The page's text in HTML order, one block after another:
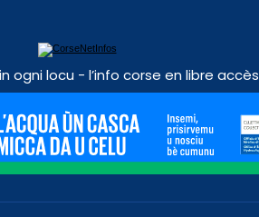
ogni locu - l’info corse en libre accès